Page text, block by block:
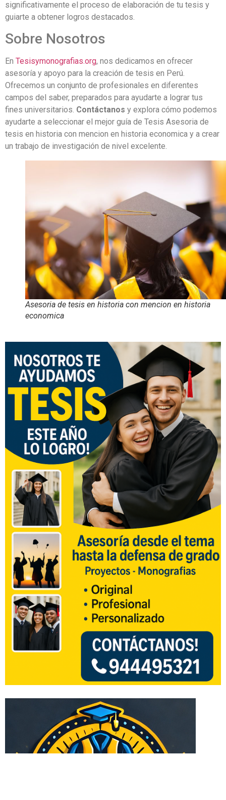
significativamente el proceso de elaboración de tu tesis y
guiarte a obtener logros destacados.
Sobre Nosotros
En Tesisymonografias.org, nos dedicamos en ofrecer
asesoría y apoyo para la creación de tesis en Perú.
Ofrecemos un conjunto de profesionales en diferentes
campos del saber, preparados para ayudarte a lograr tus
fines universitarios. Contáctanos y explora cómo podemos
ayudarte a seleccionar el mejor guía de Tesis Asesoria de
tesis en historia con mencion en historia economica y a crear
un trabajo de investigación de nivel excelente.
Asesoria de tesis en historia con mencion en historia
economica